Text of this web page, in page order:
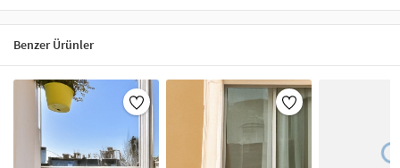
şekildedesen uygulamanızısağlar ve mobilyalarınızın, duvarlarınızın,
kumaşlarınızın görünümünü anında değiştirebilir.
Çocuğunuzun dolabına, mutfak fayanslarına,
kumaşlara bile bant yardımıyla sabitleyip, istediğiniz renklerle
boyama yapabilirsiniz. Evinizi,
kişisel zevkinizle özelleştirebilir
boyama seti ile yaratıcı projeler gerçekleştirebilirsiniz.El işi ve ev
dekorasyonu
sevenler için stencil, kolayca uygulanabilecek eğlenceli
ve etkili bir aktivitedir.
Benzer Ürünler